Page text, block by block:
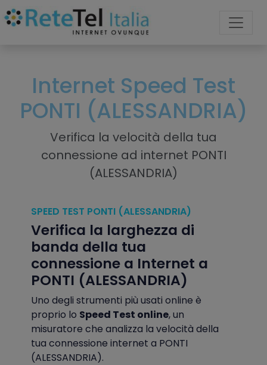
Internet Speed Test
PONTI (ALESSANDRIA)
Verifica la velocità della tua
connessione ad internet PONTI
(ALESSANDRIA)
SPEED TEST PONTI (ALESSANDRIA)
Verifica la larghezza di
banda della tua
connessione a Internet a
PONTI (ALESSANDRIA)
Uno degli strumenti più usati online è
proprio lo Speed Test online, un
misuratore che analizza la velocità della
tua connessione internet a PONTI
(ALESSANDRIA).